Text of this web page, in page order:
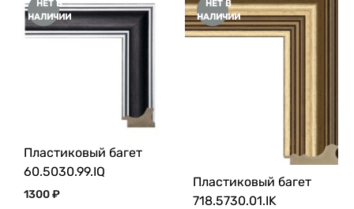
НЕТ В
НАЛИЧИИ
Пластиковый багет
60.5030.99.IQ
1300₽
НЕТ В
НАЛИЧИИ
Пластиковый багет
718.5730.01.IK